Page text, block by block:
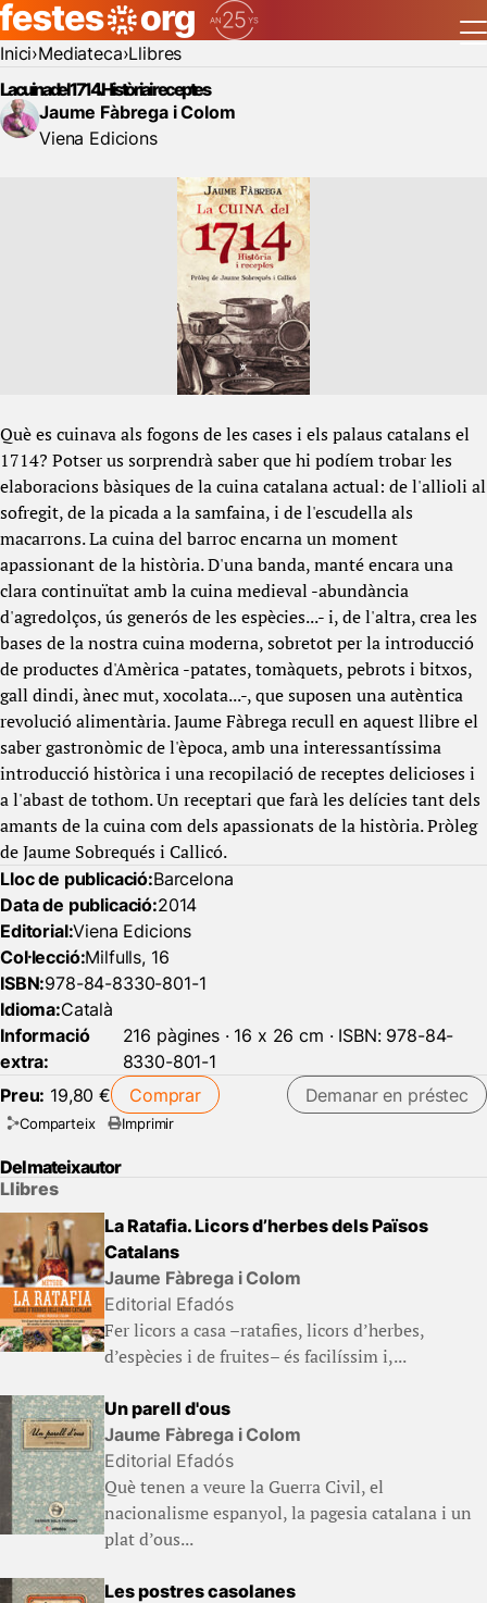
Inici Mediateca Llibres
La cuina del 1714. Història i receptes
Jaume Fàbrega i Colom
Viena Edicions
Què es cuinava als fogons de les cases i els palaus catalans el
1714? Potser us sorprendrà saber que hi podíem trobar les
elaboracions bàsiques de la cuina catalana actual: de l'allioli al
sofregit, de la picada a la samfaina, i de l'escudella als
macarrons. La cuina del barroc encarna un moment
apassionant de la història. D'una banda, manté encara una
clara continuïtat amb la cuina medieval -abundància
d'agredolços, ús generós de les espècies...- i, de l'altra, crea les
bases de la nostra cuina moderna, sobretot per la introducció
de productes d'Amèrica -patates, tomàquets, pebrots i bitxos,
gall dindi, ànec mut, xocolata...-, que suposen una autèntica
revolució alimentària. Jaume Fàbrega recull en aquest llibre el
saber gastronòmic de l'època, amb una interessantíssima
introducció històrica i una recopilació de receptes delicioses i
a l'abast de tothom. Un receptari que farà les delícies tant dels
amants de la cuina com dels apassionats de la història. Pròleg
de Jaume Sobrequés i Callicó.
Lloc de publicació:Barcelona
Data de publicació:2014
Editorial:Viena Edicions
Col·lecció:Milfulls, 16
ISBN:978-84-8330-801-1
Idioma:Català
Informació
extra:
216 pàgines · 16 x 26 cm · ISBN: 978-84-
8330-801-1
Preu: 19,80 € Comprar Demanar en préstec
Comparteix Imprimir
Del mateix autor
Llibres
La Ratafia. Licors d’herbes dels Països
Catalans
Jaume Fàbrega i Colom
Editorial Efadós
Fer licors a casa –ratafies, licors d’herbes,
d’espècies i de fruites– és facilíssim i,...
Un parell d'ous
Jaume Fàbrega i Colom
Editorial Efadós
Què tenen a veure la Guerra Civil, el
nacionalisme espanyol, la pagesia catalana i un
plat d’ous...
Les postres casolanes